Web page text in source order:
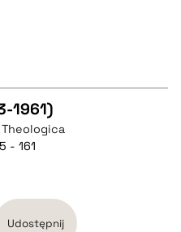
1961)
- 161
Udostępnij